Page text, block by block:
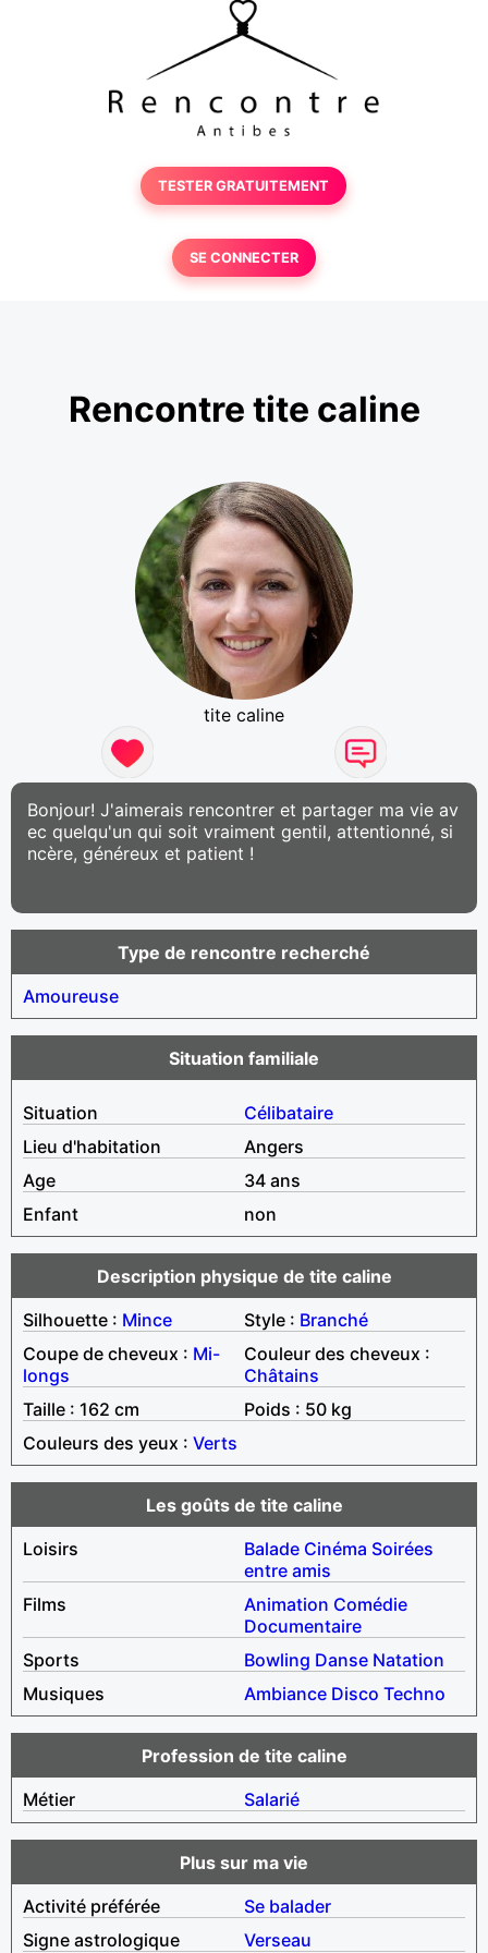
TESTER GRATUITEMENT
SE CONNECTER
Rencontre tite caline
tite caline
Bonjour! J'aimerais rencontrer et partager ma vie av
ec quelqu'un qui soit vraiment gentil, attentionné, si
ncère, généreux et patient !
Type de rencontre recherché
Amoureuse
Situation familiale
Situation
Célibataire
Lieu d'habitation
Angers
Age
34 ans
Enfant
non
Description physique de tite caline
Silhouette : Mince Style : Branché
Coupe de cheveux : Mi-
longs
Couleur des cheveux :
Châtains
Taille : 162 cm
Poids : 50 kg
Couleurs des yeux : Verts
Les goûts de tite caline
Loisirs
Balade Cinéma Soirées
entre amis
Films
Animation Comédie
Documentaire
Sports
Bowling Danse Natation
Musiques
Ambiance Disco Techno
Profession de tite caline
Métier
Salarié
Plus sur ma vie
Activité préférée
Se balader
Signe astrologique
Verseau